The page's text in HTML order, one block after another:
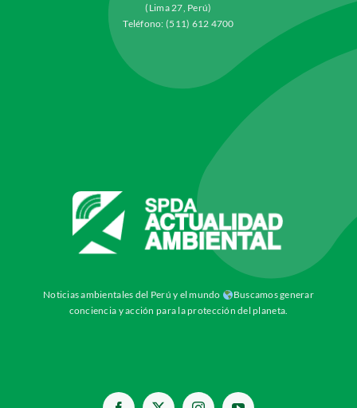
(Lima 27, Perú)
Teléfono: (511) 612 4700
Noticias ambientales del Perú y el mundo
Buscamos generar
conciencia y acción para la protección del planeta.